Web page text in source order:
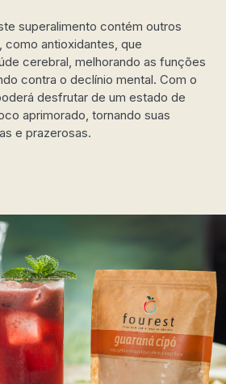
superalimento contém outros
antioxidantes, que
cerebral, melhorando as funções
contra o declínio mental. Com o
desfrutar de um estado de
aprimorado, tornando suas
e prazerosas.